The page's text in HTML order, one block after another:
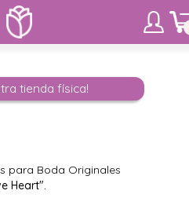
tienda física!
para Boda Originales
Heart".